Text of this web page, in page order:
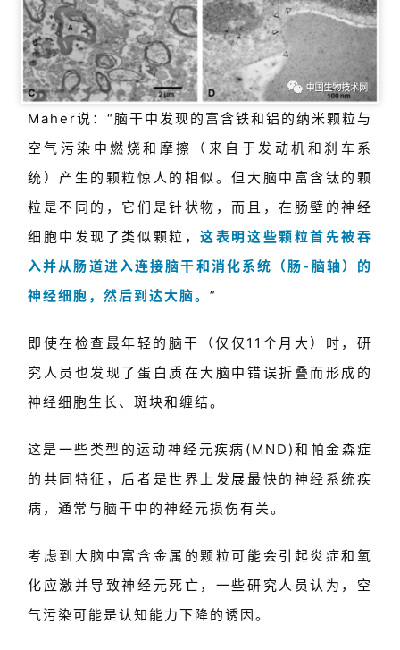
首
页
药
讯
频
专
彩
活
动
投
融
Maher说：“脑干中发现的富含铁和铝的纳米颗粒与
空气污染中燃烧和摩擦（来自于发动机和刹车系
统）产生的颗粒惊人的相似。但大脑中富含钛的颗
粒是不同的，它们是针状物，而且，在肠壁的神经
细胞中发现了类似颗粒，这表明这些颗粒首先被吞
入并从肠道进入连接脑干和消化系统（肠-脑轴）的
神经细胞，然后到达大脑。 ”
即使在检查最年轻的脑干（仅仅11个月大）时，研
究人员也发现了蛋白质在大脑中错误折叠而形成的
神经细胞生长、斑块和缠结。
这是一些类型的运动神经元疾病(MND)和帕金森症
的共同特征，后者是世界上发展最快的神经系统疾
病，通常与脑干中的神经元损伤有关。
考虑到大脑中富含金属的颗粒可能会引起炎症和氧
化应激并导致神经元死亡，一些研究人员认为，空
气污染可能是认知能力下降的诱因。